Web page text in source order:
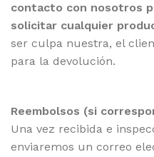
contacto con nosotros
solicitar cualquier
ser culpa nuestra, el
para la devolución.
Reembolsos (si
Una vez recibida e
enviaremos un correo